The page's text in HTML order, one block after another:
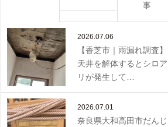
事
2026.07.06
【香芝市｜雨漏れ調査】
天井を解体するとシロア
リが発生して…
2026.07.01
奈良県大和高田市だんじ